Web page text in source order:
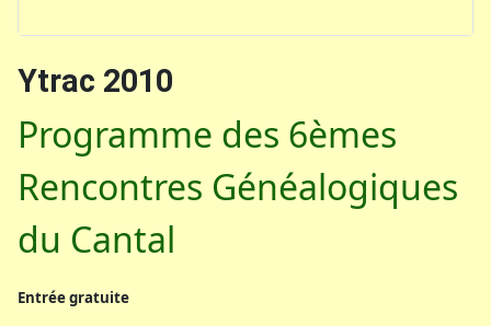
Ytrac 2010
Programme des 6èmes
Rencontres Généalogiques
du Cantal
Entrée gratuite